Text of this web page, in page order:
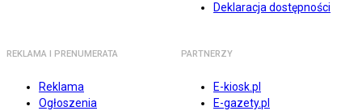
Deklaracja dostępności
REKLAMA I PRENUMERATA
Reklama
Ogłoszenia
PARTNERZY
E-kiosk.pl
E-gazety.pl